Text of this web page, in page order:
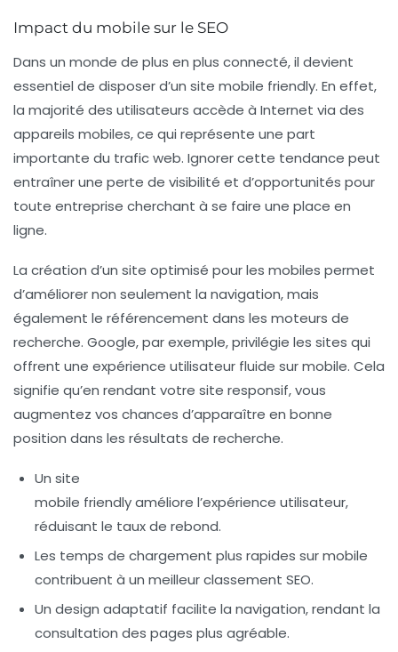
Impact du mobile sur le SEO
Dans un monde de plus en plus connecté, il devient
essentiel de disposer d’un site mobile friendly. En effet,
la majorité des utilisateurs accède à Internet via des
appareils mobiles, ce qui représente une part
importante du trafic web. Ignorer cette tendance peut
entraîner une perte de visibilité et d’opportunités pour
toute entreprise cherchant à se faire une place en
ligne.
La création d’un site optimisé pour les mobiles permet
d’améliorer non seulement la navigation, mais
également le référencement dans les moteurs de
recherche. Google, par exemple, privilégie les sites qui
offrent une expérience utilisateur fluide sur mobile. Cela
signifie qu’en rendant votre site responsif, vous
augmentez vos chances d’apparaître en bonne
position dans les résultats de recherche.
Un site
mobile friendlyaméliore l’expérience utilisateur,
réduisant le taux de rebond.
Les temps de chargement plus rapides sur mobile
contribuent à un meilleur classement SEO.
Un design adaptatif facilite la navigation, rendant la
consultation des pages plus agréable.